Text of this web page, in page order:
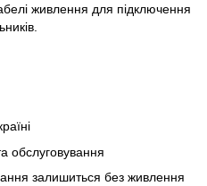
живлення для підключення
обслуговування
залишиться без живлення